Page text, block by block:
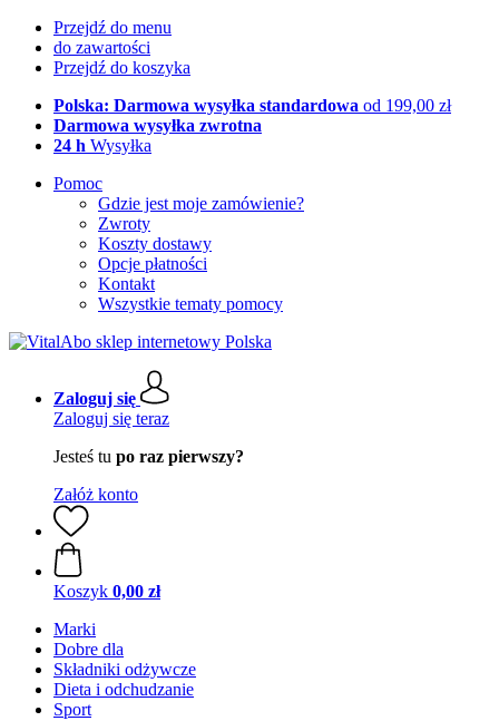
Przejdź do menu
do zawartości
Przejdź do koszyka
Polska: Darmowa wysyłka standardowa od 199,00 zł
Darmowa wysyłka zwrotna
24 h Wysyłka
Pomoc
Gdzie jest moje zamówienie?
Zwroty
Koszty dostawy
Opcje płatności
Kontakt
Wszystkie tematy pomocy
Zaloguj się
Zaloguj się teraz
Jesteś tu po raz pierwszy?
Załóż konto
Koszyk 0,00 zł
Marki
Dobre dla
Składniki odżywcze
Dieta i odchudzanie
Sport